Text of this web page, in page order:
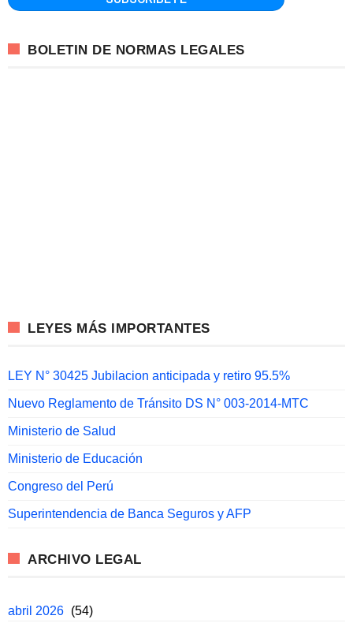
BOLETIN DE NORMAS LEGALES
LEYES MÁS IMPORTANTES
LEY N° 30425 Jubilacion anticipada y retiro 95.5%
Nuevo Reglamento de Tránsito DS N° 003-2014-MTC
Ministerio de Salud
Ministerio de Educación
Congreso del Perú
Superintendencia de Banca Seguros y AFP
ARCHIVO LEGAL
abril 2026 (54)